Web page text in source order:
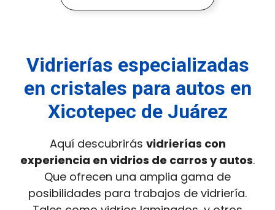
Vidrierías especializadas
en cristales para autos en
Xicotepec de Juárez
Aquí descubrirás vidrierías con
experiencia en vidrios de carros y autos.
Que ofrecen una amplia gama de
posibilidades para trabajos de vidriería.